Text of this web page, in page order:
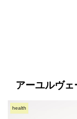
アーユルヴェ
health